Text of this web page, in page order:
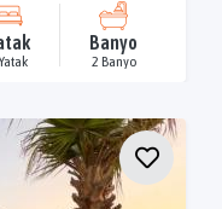
Banyo
2 Banyo